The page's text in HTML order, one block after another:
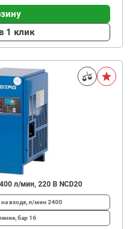
1 клик
л/мин, 220 В NCD20
входе, л/мин 2400
бар16